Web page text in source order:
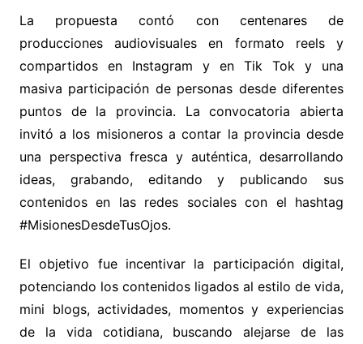
La propuesta contó con centenares de
producciones audiovisuales en formato reels y
compartidos en Instagram y en Tik Tok y una
masiva participación de personas desde diferentes
puntos de la provincia. La convocatoria abierta
invitó a los misioneros a contar la provincia desde
una perspectiva fresca y auténtica, desarrollando
ideas, grabando, editando y publicando sus
contenidos en las redes sociales con el hashtag
#MisionesDesdeTusOjos.
El objetivo fue incentivar la participación digital,
potenciando los contenidos ligados al estilo de vida,
mini blogs, actividades, momentos y experiencias
de la vida cotidiana, buscando alejarse de las